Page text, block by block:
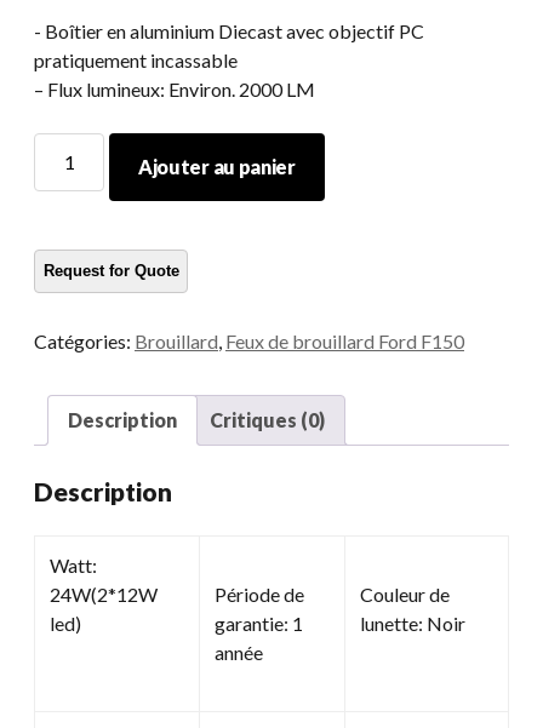
​- Boîtier en aluminium Diecast avec objectif PC
pratiquement incassable
– Flux lumineux: Environ. 2000 LM
brouillard
pour
Ford
Ajouter au panier
Catégories: Brouillard Feux de brouillard Ford F150
Description Critiques (0)
Description
Watt:
24W(2*12W
led)
Période de
garantie: 1
année
Couleur de
lunette: Noir